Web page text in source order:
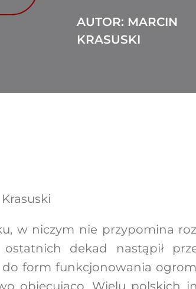
AUTOR: MARCIN
KRASUSKI
w niczym nie przypomina
dekad nastąpił
form funkcjonowania
obiecująco. Wielu polskich